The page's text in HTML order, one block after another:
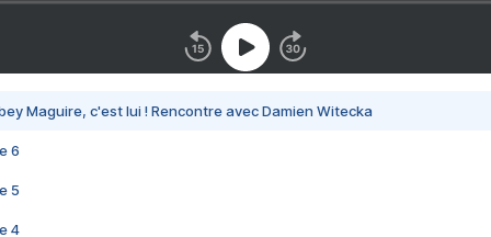
Maguire, c'est lui ! Rencontre avec Damien Witecka
6
5
4